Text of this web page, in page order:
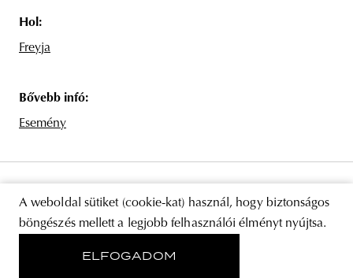
Hol:
Freyja
Bővebb infó:
Esemény
A weboldal sütiket (cookie-kat) használ, hogy biztonságos
böngészés mellett a legjobb felhasználói élményt nyújtsa.
ELFOGADOM